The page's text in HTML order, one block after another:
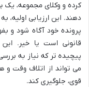
کرده و وکلای مجموعه،
دهند. این ارزیابی
پرونده خود آگاه شود و
قانونی است یا خیر.
پیچیده تر که نیاز به
می تواند از اتلاف وقت
قوی، جلوگیری کند.